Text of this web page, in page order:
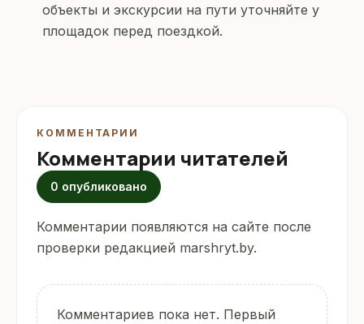
объекты и экскурсии на пути уточняйте у
площадок перед поездкой.
КОММЕНТАРИИ
Комментарии читателей
0 опубликовано
Комментарии появляются на сайте после
проверки редакцией marshryt.by.
Комментариев пока нет. Первый